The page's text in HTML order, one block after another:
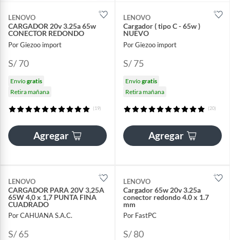
LENOVO
CARGADOR 20v 3.25a 65w
CONECTOR REDONDO
Por Giezoo import
S/ 70
Envíogratis
Retira mañana
(19)
Agregar
LENOVO
Cargador ( tipo C - 65w )
NUEVO
Por Giezoo import
S/ 75
Envíogratis
Retira mañana
(20)
Agregar
LENOVO
CARGADOR PARA 20V 3,25A
65W 4,0 x 1,7 PUNTA FINA
CUADRADO
Por CAHUANA S.A.C.
S/ 65
LENOVO
Cargador 65w 20v 3.25a
conector redondo 4.0 x 1.7
mm
Por FastPC
S/ 80